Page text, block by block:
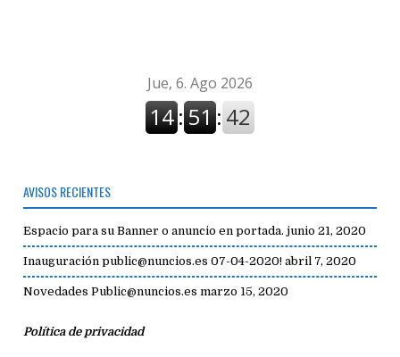
AVISOS RECIENTES
Espacio para su Banner o anuncio en portada. junio 21, 2020
Inauguración public@nuncios.es 07-04-2020! abril 7, 2020
Novedades Public@nuncios.es marzo 15, 2020
Política de privacidad